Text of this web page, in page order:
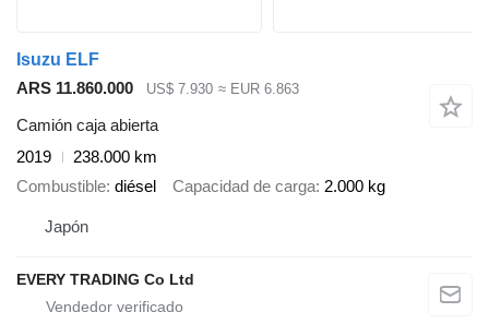
Isuzu ELF
ARS 11.860.000
US$ 7.930 ≈ EUR 6.863
Camión caja abierta
2019
238.000 km
Combustible diésel Capacidad de carga 2.000 kg
Japón
EVERY TRADING Co Ltd